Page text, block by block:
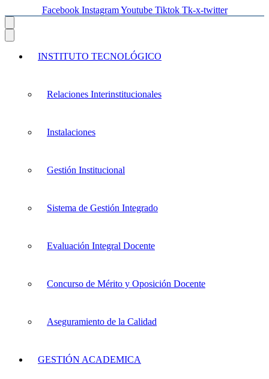
Facebook Instagram Youtube Tiktok Tk-x-twitter
INSTITUTO TECNOLÓGICO
Relaciones Interinstitucionales
Instalaciones
Gestión Institucional
Sistema de Gestión Integrado
Evaluación Integral Docente
Concurso de Mérito y Oposición Docente
Aseguramiento de la Calidad
GESTIÓN ACADEMICA